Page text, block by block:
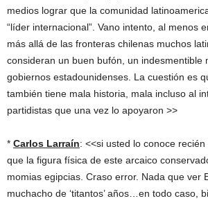
medios lograr que la comunidad
“líder internacional”. Vano intento, al menos
más allá de las fronteras chilenas muchos
consideran un buen bufón, un indesmentible
gobiernos estadounidenses. La cuestión es
también tiene mala historia, mala incluso al
partidistas que una vez lo apoyaron >>
* Carlos Larraín: <<si usted lo conoce
que la figura física de este arcaico
momias egipcias. Craso error. Nada que ver
muchacho de ‘titantos’ años…en todo caso,